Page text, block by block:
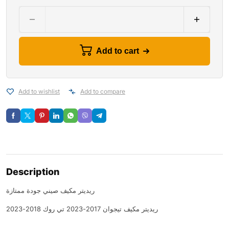
Add to cart
Add to wishlist Add to compare
Description
ريديتر مكيف صيني جودة ممتازة
ريديتر مكيف تيجوان 2017-2023 تي روك 2018-2023